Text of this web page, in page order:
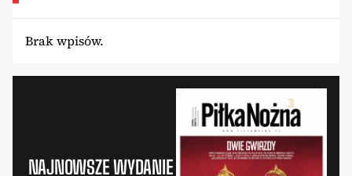
Brak wpisów.
NAJNOWSZE WYDANIE